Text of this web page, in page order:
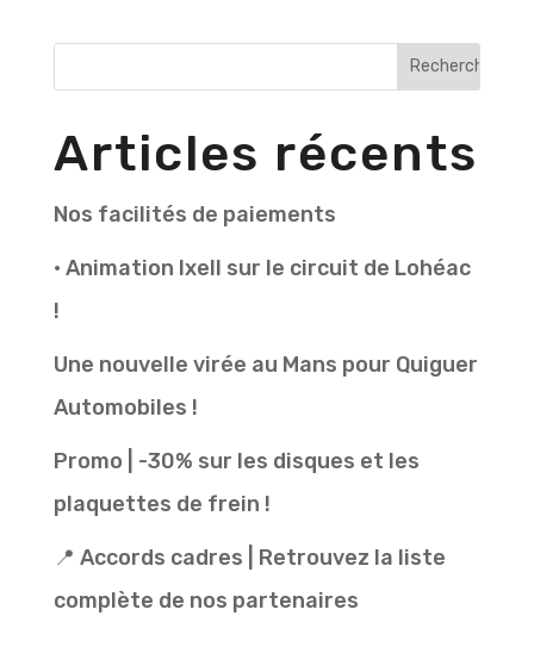
Articles récents
Nos facilités de paiements
• Animation Ixell sur le circuit de Lohéac
!
Une nouvelle virée au Mans pour Quiguer
Automobiles !
Promo | -30% sur les disques et les
plaquettes de frein !
📍 Accords cadres | Retrouvez la liste
complète de nos partenaires